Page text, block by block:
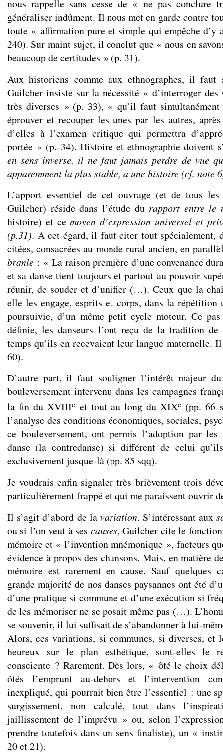
nous rappelle sans cesse de « ne pas conclure
généraliser indûment. Il nous met en garde contre
toute « affirmation pure et simple qui empêche
240). Sur maint sujet, il conclut que « nous en
beaucoup de certitudes » (p. 31).
Aux historiens comme aux ethnographes, il faut
Guilcher insiste sur la nécessité « d’interroger des
très diverses » (p. 33), « qu’il faut
éprouver et recouper les unes par les autres,
d’elles à l’examen critique qui permettra
portée » (p. 34). Histoire et ethnographie doivent
en sens inverse, il ne faut jamais perdre de vue
apparemment la plus stable, a une histoire (cf. note
L’apport essentiel de cet ouvrage (et de tous
Guilcher) réside dans l’étude du rapport entre le
histoire) et cemoyen d’expression universel et
(p.31). A cet égard, il faut citer tout spécialement,
citées, consacrées au monde rural ancien, en
branle : « La raison première d’une convenance
et sa danse tient toujours et partout au pouvoir
réunir, de souder et d’unifier (…). Ceux que la
elle les engage, esprits et corps, dans la répétition
poursuivie, d’un même petit cycle moteur. Ce
définie, les danseurs l’ont reçu de la tradition de
temps qu’ils en recevaient leur langue maternelle.
60).
D’autre part, il faut souligner l’intérêt majeur
bouleversement intervenu dans les campagnes
la fin du XVIIIe et tout au long du XIXe (pp. 66
l’analyse des conditions économiques, sociales,
ce bouleversement, ont permis l’adoption par les
danse (la contredanse) si différent de celui
exclusivement jusque-là (pp. 85 sqq).
Je voudrais enfin signaler très brièvement trois
particulièrement frappé et qui me paraissent ouvrir
Il s’agit d’abord de la variation. S’intéressant aux
ou si l’on veut à ses causes, Guilcher cite le
mémoire et « l’invention mnémonique », facteurs
évidence à propos des chansons. Mais, en matière
mémoire est rarement en cause. Sauf quelques
grande majorité de nos danses paysannes ont été
d’une pratique si commune et d’une exécution si
de les mémoriser ne se posait même pas (…).
se souvenir, il lui suffisait de s’abandonner à lui-
Alors, ces variations, si communes, si diverses, et
heureux sur le plan esthétique, sont-elles le
consciente ? Rarement. Dès lors, « ôté le choix
ôtés l’emprunt au-dehors et l’intervention
inexpliqué, qui pourrait bien être l’essentiel : une
surgissement, non calculé, tout dans
jaillissement de l’imprévu » ou, selon
prendre toutefois dans un sens finaliste), un «
20 et 21).